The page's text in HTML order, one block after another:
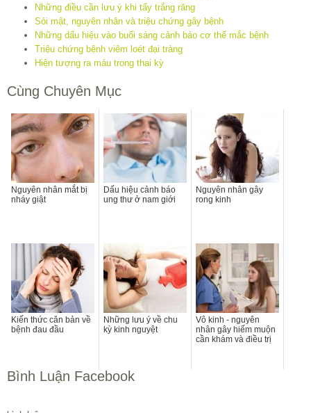
Những điều cần lưu ý khi tẩy trắng răng
Sỏi mật, nguyên nhân và triệu chứng gây bệnh
Những dấu hiệu vào buổi sáng cảnh báo cơ thể mắc bệnh
Triệu chứng bệnh viêm loét đại tràng
Hiện tượng ra máu trong thai kỳ
Cùng Chuyên Mục
Nguyên nhân mắt bị
nháy giật
Dấu hiệu cảnh báo
ung thư ở nam giới
Nguyên nhân gây
rong kinh
Kiến thức căn bản về
bệnh đau đầu
Những lưu ý về chu
kỳ kinh nguyệt
Vô kinh - nguyên
nhân gây hiếm muộn
cần khám và điều trị
Bình Luận Facebook